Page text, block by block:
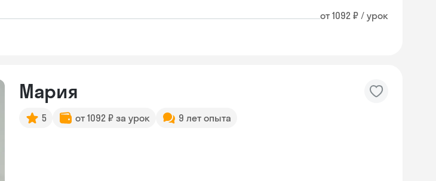
от 1092 ₽ / урок
Мария
5 от 1092 ₽ за урок 9 лет опыта